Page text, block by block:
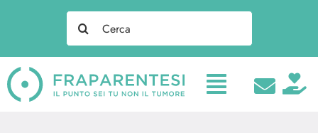
Search
for: